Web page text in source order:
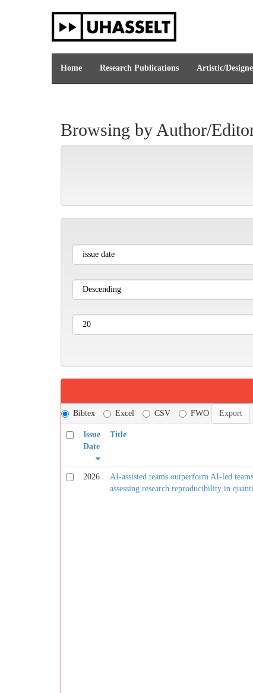
Home Research Publications Artistic/
Browsing by Author/
Bibtex Excel CSV FWO
Issue
Date
Title
2026
AI-assisted teams outperform AI-led
assessing research reproducibility in